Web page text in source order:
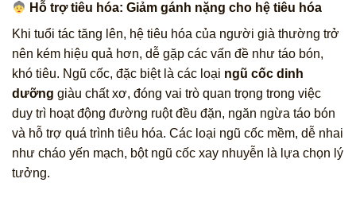
Hỗ trợ tiêu hóa: Giảm gánh nặng cho hệ tiêu hóa
Khi tuổi tác tăng lên, hệ tiêu hóa của người già thường trở
nên kém hiệu quả hơn, dễ gặp các vấn đề như táo bón,
khó tiêu. Ngũ cốc, đặc biệt là các loại ngũ cốc dinh
dưỡng giàu chất xơ, đóng vai trò quan trọng trong việc
duy trì hoạt động đường ruột đều đặn, ngăn ngừa táo bón
và hỗ trợ quá trình tiêu hóa. Các loại ngũ cốc mềm, dễ nhai
như cháo yến mạch, bột ngũ cốc xay nhuyễn là lựa chọn lý
tưởng.